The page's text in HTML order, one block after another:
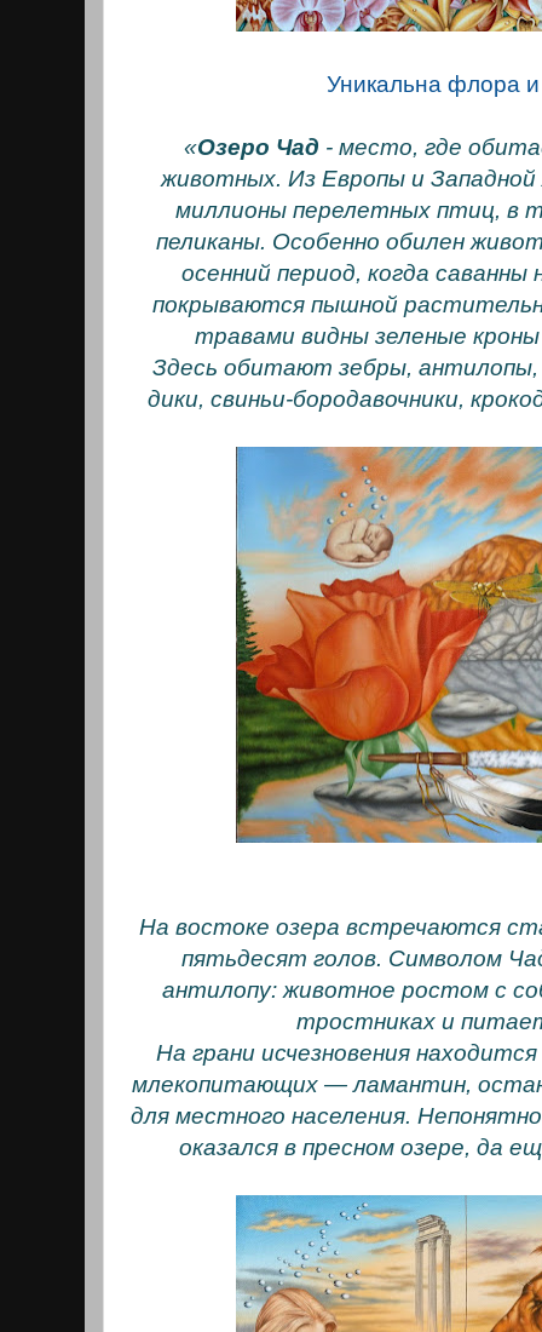
Уникальна флора
«Озеро Чад - место, где
животных. Из Европы и
миллионы перелетных птиц, в
пеликаны. Особенно обилен
осенний период, когда
покрываются пышной
травами видны зеленые
Здесь обитают зебры,
дики, свиньи-бородавочники,
На востоке озера встречаются
пятьдесят голов. Символом
антилопу: животное ростом с
тростниках и
На грани исчезновения
млекопитающих — ламантин,
для местного населения.
оказался в пресном озере, да